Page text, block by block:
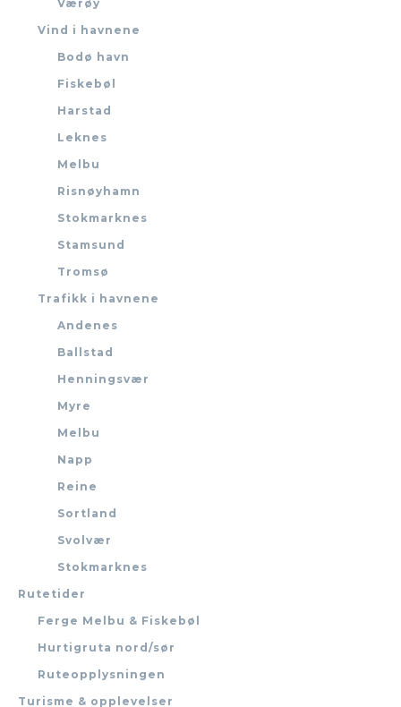
Værøy
Vind i havnene
Bodø havn
Fiskebøl
Harstad
Leknes
Melbu
Risnøyhamn
Stokmarknes
Stamsund
Tromsø
Trafikk i havnene
Andenes
Ballstad
Henningsvær
Myre
Melbu
Napp
Reine
Sortland
Svolvær
Stokmarknes
Rutetider
Ferge Melbu & Fiskebøl
Hurtigruta nord/sør
Ruteopplysningen
Turisme & opplevelser